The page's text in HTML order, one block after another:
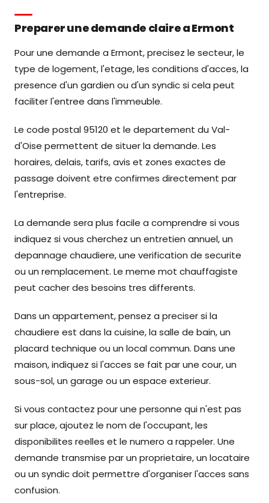
Preparer une demande claire a Ermont
Pour une demande a Ermont, precisez le secteur, le
type de logement, l'etage, les conditions d'acces, la
presence d'un gardien ou d'un syndic si cela peut
faciliter l'entree dans l'immeuble.
Le code postal 95120 et le departement du Val-
d'Oise permettent de situer la demande. Les
horaires, delais, tarifs, avis et zones exactes de
passage doivent etre confirmes directement par
l'entreprise.
La demande sera plus facile a comprendre si vous
indiquez si vous cherchez un entretien annuel, un
depannage chaudiere, une verification de securite
ou un remplacement. Le meme mot chauffagiste
peut cacher des besoins tres differents.
Dans un appartement, pensez a preciser si la
chaudiere est dans la cuisine, la salle de bain, un
placard technique ou un local commun. Dans une
maison, indiquez si l'acces se fait par une cour, un
sous-sol, un garage ou un espace exterieur.
Si vous contactez pour une personne qui n'est pas
sur place, ajoutez le nom de l'occupant, les
disponibilites reelles et le numero a rappeler. Une
demande transmise par un proprietaire, un locataire
ou un syndic doit permettre d'organiser l'acces sans
confusion.